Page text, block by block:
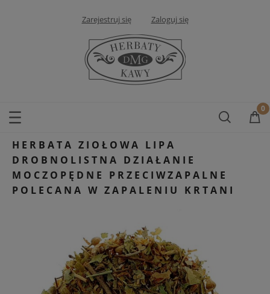
Zarejestruj się Zaloguj się
HERBATA ZIOŁOWA LIPA
DROBNOLISTNA DZIAŁANIE
MOCZOPĘDNE PRZECIWZAPALNE
POLECANA W ZAPALENIU KRTANI